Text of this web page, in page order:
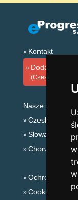
Kontakt
Dodaj
(Czeski)
Nasze serwery:
Czeskie Góry
Słowackie góry
Chorwacja
Ochrona
Cookies